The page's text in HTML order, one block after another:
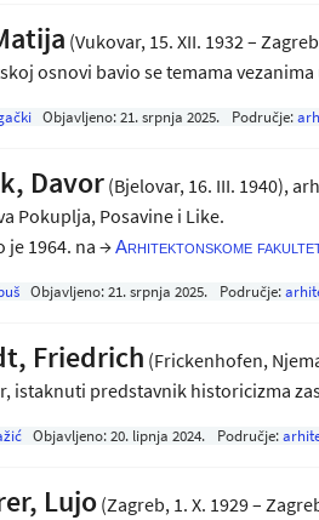
(Vukovar, 15. XII. 1932 –
osnovi bavio se temama
Objavljeno:21. srpnja 2025. Područje:
Davor (Bjelovar, 16. III. 1940),
Pokuplja, Posavine i Like.
je 1964. na →Arhitektonskome
Objavljeno:21. srpnja 2025. Područje:
Friedrich (Frickenhofen,
istaknuti predstavnik historicizma
Objavljeno:20. lipnja 2024. Područje:
Lujo(Zagreb, 1. X. 1929 –